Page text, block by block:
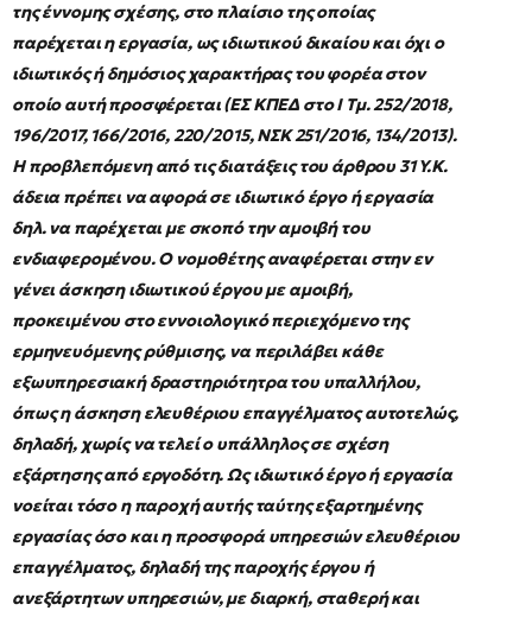
της έννομης σχέσης, στο πλαίσιο της οποίας
παρέχεται η εργασία, ως ιδιωτικού δικαίου και όχι ο
ιδιωτικός ή δημόσιος χαρακτήρας του φορέα στον
οποίο αυτή προσφέρεται (ΕΣ ΚΠΕΔ στο Ι Τμ. 252/2018,
196/2017, 166/2016, 220/2015, ΝΣΚ 251/2016, 134/2013).
Η προβλεπόμενη από τις διατάξεις του άρθρου 31 Υ.Κ.
άδεια πρέπει να αφορά σε ιδιωτικό έργο ή εργασία
δηλ. να παρέχεται με σκοπό την αμοιβή του
ενδιαφερομένου. Ο νομοθέτης αναφέρεται στην εν
γένει άσκηση ιδιωτικού έργου με αμοιβή,
προκειμένου στο εννοιολογικό περιεχόμενο της
ερμηνευόμενης ρύθμισης, να περιλάβει κάθε
εξωυπηρεσιακή δραστηριότητρα του υπαλλήλου,
όπως η άσκηση ελευθέριου επαγγέλματος αυτοτελώς,
δηλαδή, χωρίς να τελεί ο υπάλληλος σε σχέση
εξάρτησης από εργοδότη. Ως ιδιωτικό έργο ή εργασία
νοείται τόσο η παροχή αυτής ταύτης εξαρτημένης
εργασίας όσο και η προσφορά υπηρεσιών ελευθέριου
επαγγέλματος, δηλαδή της παροχής έργου ή
ανεξάρτητων υπηρεσιών, με διαρκή, σταθερή και